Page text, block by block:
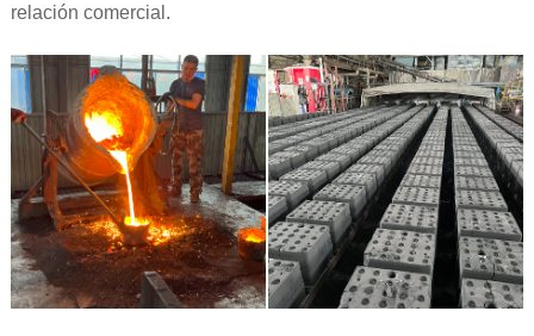
relación comercial.